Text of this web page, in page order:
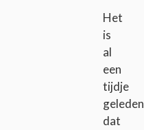
Het
is
al
een
tijdje
geleden
dat